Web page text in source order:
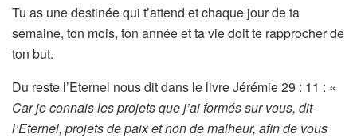
Tu as une destinée qui t’attend et chaque jour de ta
semaine, ton mois, ton année et ta vie doit te rapprocher de
ton but.
Du reste l’Eternel nous dit dans le livre Jérémie 29 : 11 : «
Car je connais les projets que j’ai formés sur vous, dit
l’Eternel, projets de paix et non de malheur, afin de vous